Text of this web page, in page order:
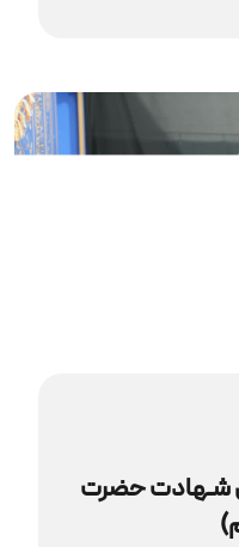
شـهادت حضرت